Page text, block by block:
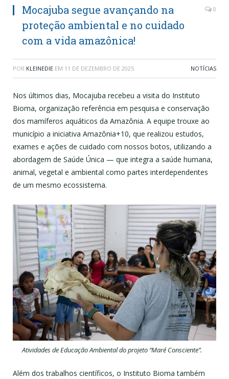
Mocajuba segue avançando na
proteção ambiental e no cuidado
com a vida amazônica!
0
POR KLEINEDIE EM 11 DE DEZEMBRO DE 2025 NOTÍCIAS
Nos últimos dias, Mocajuba recebeu a visita do Instituto
Bioma, organização referência em pesquisa e conservação
dos mamíferos aquáticos da Amazônia. A equipe trouxe ao
município a iniciativa Amazônia+10, que realizou estudos,
exames e ações de cuidado com nossos botos, utilizando a
abordagem de Saúde Única — que integra a saúde humana,
animal, vegetal e ambiental como partes interdependentes
de um mesmo ecossistema.
Atividades de Educação Ambiental do projeto “Maré Consciente”.
Além dos trabalhos científicos, o Instituto Bioma também